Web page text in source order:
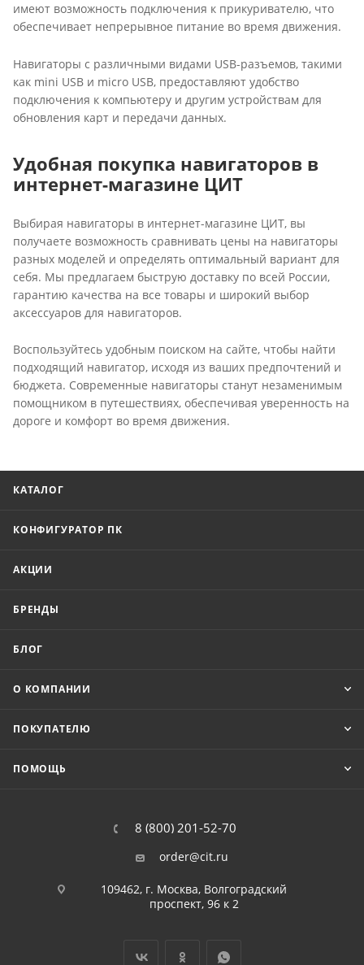
имеют возможность подключения к прикуривателю, что
обеспечивает непрерывное питание во время движения.
Навигаторы с различными видами USB-разъемов, такими
как mini USB и micro USB, предоставляют удобство
подключения к компьютеру и другим устройствам для
обновления карт и передачи данных.
Удобная покупка навигаторов в
интернет-магазине ЦИТ
Выбирая навигаторы в интернет-магазине ЦИТ, вы
получаете возможность сравнивать цены на навигаторы
разных моделей и определять оптимальный вариант для
себя. Мы предлагаем быструю доставку по всей России,
гарантию качества на все товары и широкий выбор
аксессуаров для навигаторов.
Воспользуйтесь удобным поиском на сайте, чтобы найти
подходящий навигатор, исходя из ваших предпочтений и
бюджета. Современные навигаторы станут незаменимым
помощником в путешествиях, обеспечивая уверенность на
дороге и комфорт во время движения.
КАТАЛОГ
КОНФИГУРАТОР ПК
АКЦИИ
БРЕНДЫ
БЛОГ
О КОМПАНИИ
ПОКУПАТЕЛЮ
ПОМОЩЬ
8 (800) 201-52-70
order@cit.ru
109462, г. Москва, Волгоградский
проспект, 96 к 2